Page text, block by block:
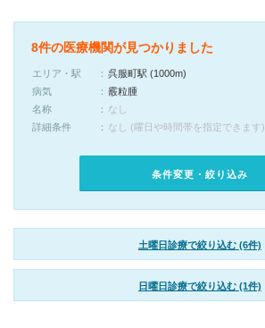
8件の医療機関が見つかりました
エリア・駅
呉服町駅 (1000m)
病気
霰粒腫
名称
なし
詳細条件
なし (曜日や時間帯を指定できます)
条件変更・絞り込み
土曜日診療で絞り込む (6件)
日曜日診療で絞り込む (1件)